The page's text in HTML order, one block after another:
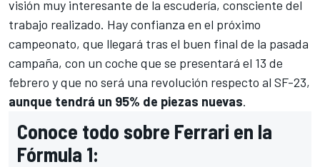
visión muy interesante de la escudería, consciente del
trabajo realizado. Hay confianza en el próximo
campeonato, que llegará tras el buen final de la pasada
campaña, con un coche que se presentará el 13 de
febrero y que no será una revolución respecto al SF-23,
aunque tendrá un 95% de piezas nuevas.
Conoce todo sobre Ferrari en la
Fórmula 1: